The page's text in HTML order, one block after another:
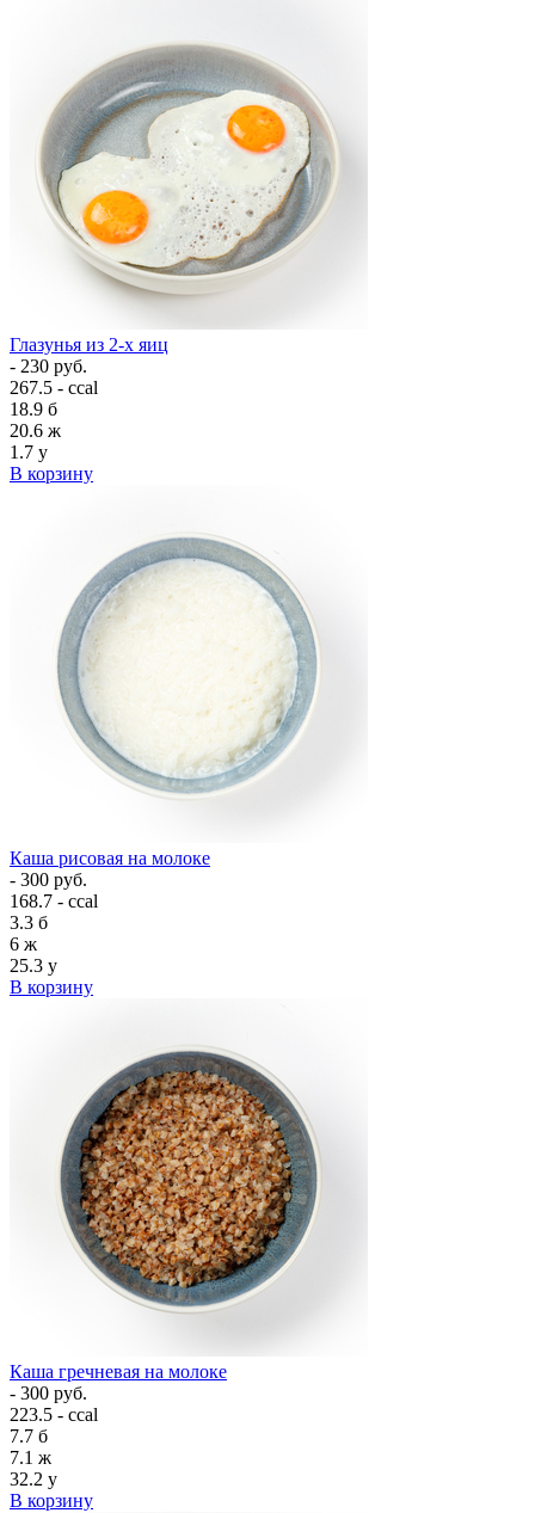
Глазунья из 2-х яиц
- 230 руб.
267.5 - ccal
18.9 б
20.6 ж
1.7 у
В корзину
Каша рисовая на молоке
- 300 руб.
168.7 - ccal
3.3 б
6 ж
25.3 у
В корзину
Каша гречневая на молоке
- 300 руб.
223.5 - ccal
7.7 б
7.1 ж
32.2 у
В корзину